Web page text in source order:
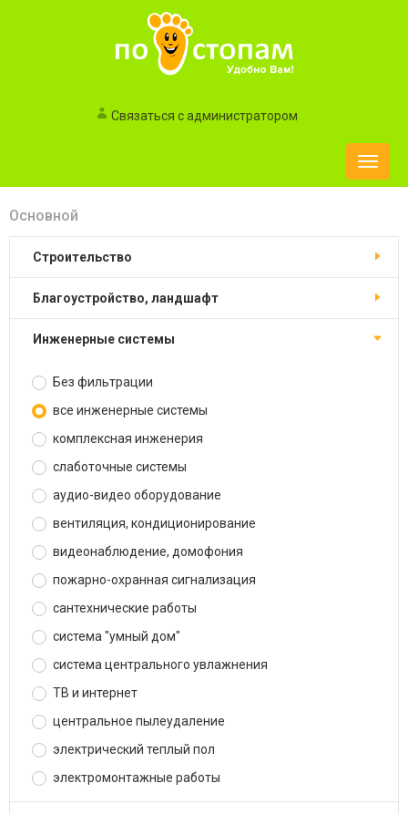
Связаться с администратором
Toggle
Основной
строительство
благоустройство, ландшафт
инженерные системы
Без фильтрации
все инженерные системы
комплексная инженерия
слаботочные системы
аудио-видео оборудование
вентиляция, кондиционирование
видеонаблюдение, домофония
пожарно-охранная сигнализация
сантехнические работы
система "умный дом"
система центрального увлажнения
ТВ и интернет
центральное пылеудаление
электрический теплый пол
электромонтажные работы